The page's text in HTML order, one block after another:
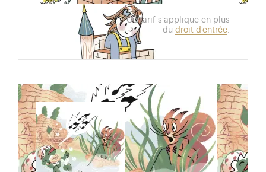
Ce tarif s'applique en plus
du droit d'entrée.